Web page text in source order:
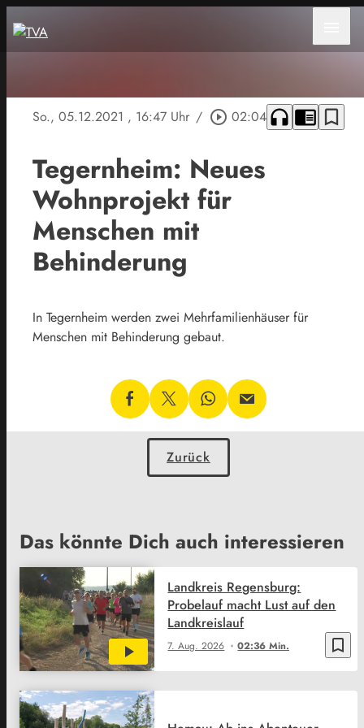
So., 05.12.2021 , 16:47 Uhr / play_circle_outline 02:04 headphones chrome_reader_mode bookmark_border
Tegernheim: Neues
Wohnprojekt für
Menschen mit
Behinderung
In Tegernheim werden zwei Mehrfamilienhäuser für
Menschen mit Behinderung gebaut.
Zurück
Das könnte Dich auch interessieren
bookmark_border
7. Aug. 2026 02:36 Min.
Landkreis Regensburg:
Probelauf macht Lust auf den
Landkreislauf